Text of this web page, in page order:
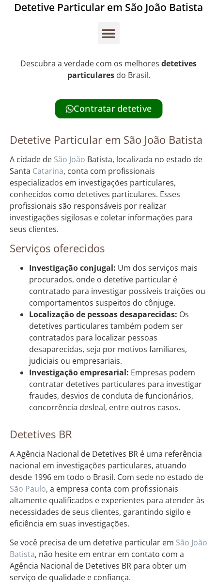
Detetive Particular em São João Batista
Descubra a verdade com os melhores detetives
particularesdo Brasil.
Contratar detetive
Detetive Particular em São João Batista
A cidade de São João Batista, localizada no estado de
Santa Catarina, conta com profissionais
especializados em investigações particulares,
conhecidos como detetives particulares. Esses
profissionais são responsáveis por realizar
investigações sigilosas e coletar informações para
seus clientes.
Serviços oferecidos
Investigação conjugal: Um dos serviços mais
procurados, onde o detetive particular é
contratado para investigar possíveis traições ou
comportamentos suspeitos do cônjuge.
Localização de pessoas desaparecidas: Os
detetives particulares também podem ser
contratados para localizar pessoas
desaparecidas, seja por motivos familiares,
judiciais ou empresariais.
Investigação empresarial: Empresas podem
contratar detetives particulares para investigar
fraudes, desvios de conduta de funcionários,
concorrência desleal, entre outros casos.
Detetives BR
A Agência Nacional de Detetives BR é uma referência
nacional em investigações particulares, atuando
desde 1996 em todo o Brasil. Com sede no estado de
São Paulo, a empresa conta com profissionais
altamente qualificados e experientes para atender às
necessidades de seus clientes, garantindo sigilo e
eficiência em suas investigações.
Se você precisa de um detetive particular em São João
Batista, não hesite em entrar em contato com a
Agência Nacional de Detetives BR para obter um
serviço de qualidade e confiança.